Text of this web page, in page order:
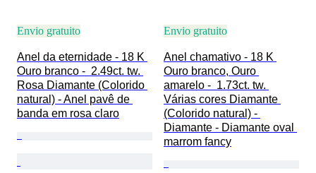
Envio gratuito
Anel da eternidade - 18 K
Ouro branco -  2.49ct. tw.
Rosa Diamante (Colorido
natural) - Anel pavê de
banda em rosa claro
Envio gratuito
Anel chamativo - 18 K
Ouro branco, Ouro
amarelo -  1.73ct. tw.
Várias cores Diamante
(Colorido natural) -
Diamante - Diamante oval
marrom fancy